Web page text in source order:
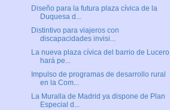
Diseño para la futura plaza cívica de la
Duquesa d...
Distintivo para viajeros con
discapacidades invisi...
La nueva plaza cívica del barrio de Lucero
hará pe...
Impulso de programas de desarrollo rural
en la Com...
La Muralla de Madrid ya dispone de Plan
Especial d...